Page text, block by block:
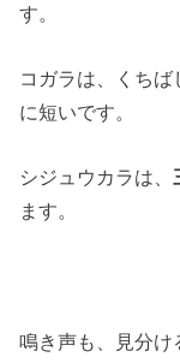
す。
コガラは、くち
に短いです。
シジュウカラは、
ます。
鳴き声も、見分け